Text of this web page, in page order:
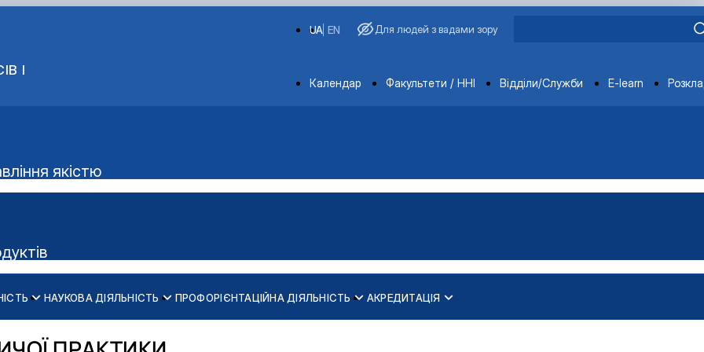
І
EN
UA Для людей з вадами зору
Departments
Календар Факультети / ННІ Відділи/Служби E-learn
якістю
Аудиторний фонд
НАУКОВА ДІЯЛЬНІСТЬ ПРОФОРІЄНТАЦІЙНА ДІЯЛЬНІСТЬ АКРЕДИТАЦІЯ
м'яса"